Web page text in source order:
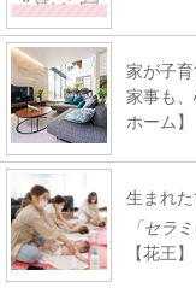
家が子
家事も
ホーム】
生まれ
「セラ
【花王】